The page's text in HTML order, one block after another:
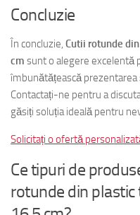
Concluzie
În concluzie, Cutii rotunde
cm sunt o alegere excelentă
îmbunătățească
Contactați-ne pentru a
găsiți soluția ideală pentru
Solicitați o ofertă
Ce tipuri de
rotunde din